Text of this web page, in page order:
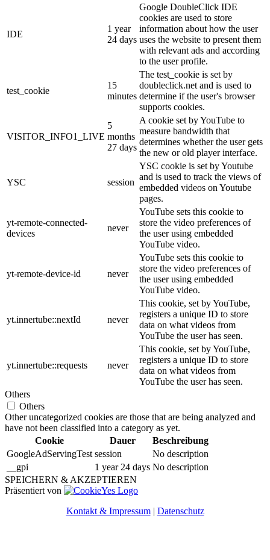
IDE
1 year
24 days
Google DoubleClick IDE
cookies are used to store
information about how the user
uses the website to present them
with relevant ads and according
to the user profile.
test_cookie
15
minutes
The test_cookie is set by
doubleclick.net and is used to
determine if the user's browser
supports cookies.
VISITOR_INFO1_LIVE
5
months
27 days
A cookie set by YouTube to
measure bandwidth that
determines whether the user gets
the new or old player interface.
YSC session
YSC cookie is set by Youtube
and is used to track the views of
embedded videos on Youtube
pages.
yt-remote-connected-
devices
never
YouTube sets this cookie to
store the video preferences of
the user using embedded
YouTube video.
yt-remote-device-id never
YouTube sets this cookie to
store the video preferences of
the user using embedded
YouTube video.
yt.innertube::nextId never
This cookie, set by YouTube,
registers a unique ID to store
data on what videos from
YouTube the user has seen.
yt.innertube::requests never
This cookie, set by YouTube,
registers a unique ID to store
data on what videos from
YouTube the user has seen.
Others
Others
Other uncategorized cookies are those that are being analyzed and
have not been classified into a category as yet.
Cookie
Dauer
Beschreibung
GoogleAdServingTest session
No description
__gpi
1 year 24 days No description
SPEICHERN & AKZEPTIEREN
Präsentiert von
Kontakt & Impressum| Datenschutz